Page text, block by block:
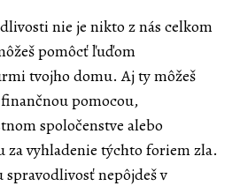
nie je nikto z nás celkom
pomôcť ľuďom
tvojho domu. Aj ty môžeš
pomocou,
spoločenstve alebo
vyhladenie týchto foriem zla.
nepôjdeš v